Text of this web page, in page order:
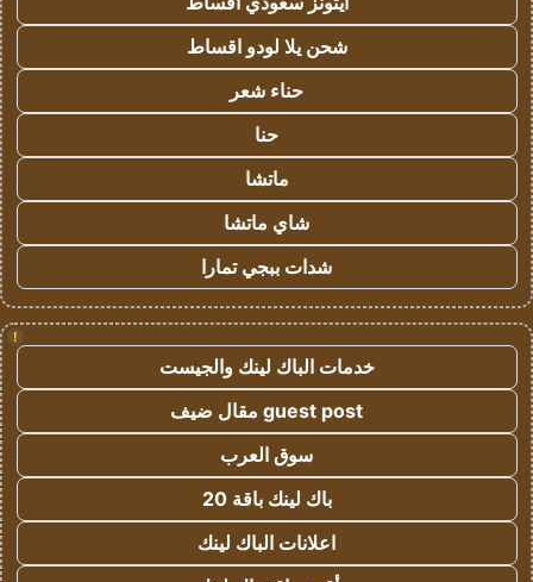
شحن يلا لودو اقساط
حناء شعر
حنا
ماتشا
شاي ماتشا
شدات ببجي تمارا
!
خدمات الباك لينك والجيست
guest post مقال ضيف
سوق العرب
باك لينك باقة 20
اعلانات الباك لينك